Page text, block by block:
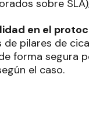
sobre
en el
de pilares de
forma segura
el caso.